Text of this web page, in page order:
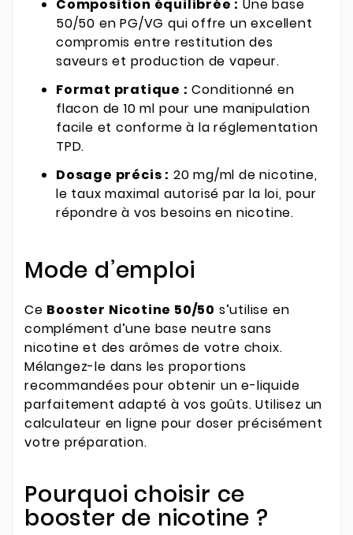
Composition équilibrée : Une base
50/50 en PG/VG qui offre un excellent
compromis entre restitution des
saveurs et production de vapeur.
Format pratique : Conditionné en
flacon de 10 ml pour une manipulation
facile et conforme à la réglementation
TPD.
Dosage précis : 20 mg/ml de nicotine,
le taux maximal autorisé par la loi, pour
répondre à vos besoins en nicotine.
Mode d’emploi
Ce Booster Nicotine 50/50 s’utilise en
complément d’une base neutre sans
nicotine et des arômes de votre choix.
Mélangez-le dans les proportions
recommandées pour obtenir un e-liquide
parfaitement adapté à vos goûts. Utilisez un
calculateur en ligne pour doser précisément
votre préparation.
Pourquoi choisir ce
booster de nicotine ?